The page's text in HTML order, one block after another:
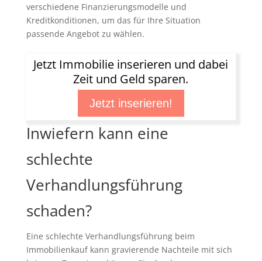
verschiedene Finanzierungsmodelle und
Kreditkonditionen, um das für Ihre Situation
passende Angebot zu wählen.
Jetzt Immobilie inserieren und dabei
Zeit und Geld sparen.
Jetzt inserieren!
Inwiefern kann eine
schlechte
Verhandlungsführung
schaden?
Eine schlechte Verhandlungsführung beim
Immobilienkauf kann gravierende Nachteile mit sich